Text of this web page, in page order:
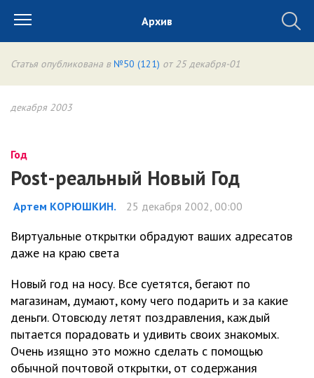
Архив
Статья опубликована в №50 (121) от 25 декабря-01
декабря 2003
Год
Post-реальный Новый Год
Артем КОРЮШКИН. 25 декабря 2002, 00:00
Виртуальные открытки обрадуют ваших адресатов
даже на краю света
Новый год на носу. Все суетятся, бегают по
магазинам, думают, кому чего подарить и за какие
деньги. Отовсюду летят поздравления, каждый
пытается порадовать и удивить своих знакомых.
Очень изящно это можно сделать с помощью
обычной почтовой открытки, от содержания